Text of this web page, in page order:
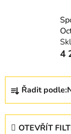
4
Ř
z
Řadit podle:
OTEVŘÍT